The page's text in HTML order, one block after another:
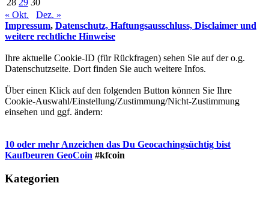
28 29 30
« Okt.
Dez. »
Impressum, Datenschutz, Haftungsausschluss, Disclaimer und
weitere rechtliche Hinweise
Ihre aktuelle Cookie-ID (für Rückfragen) sehen Sie auf der o.g.
Datenschutzseite. Dort finden Sie auch weitere Infos.
Über einen Klick auf den folgenden Button können Sie Ihre
Cookie-Auswahl/Einstellung/Zustimmung/Nicht-Zustimmung
einsehen und ggf. ändern:
10 oder mehr Anzeichen das Du Geocachingsüchtig bist
Kaufbeuren GeoCoin #kfcoin
Kategorien